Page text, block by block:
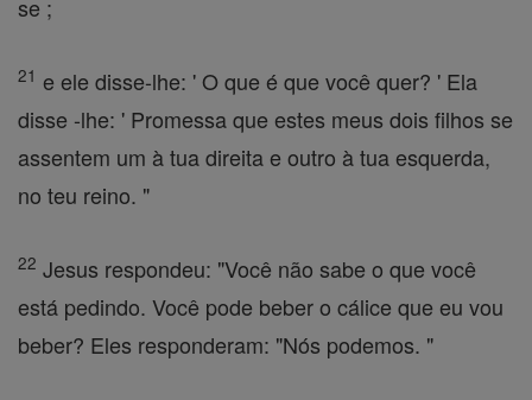
se ;
21 e ele disse-lhe: ' O que é que você quer? ' Ela
disse -lhe: ' Promessa que estes meus dois filhos se
assentem um à tua direita e outro à tua esquerda,
no teu reino. "
22 Jesus respondeu: "Você não sabe o que você
está pedindo. Você pode beber o cálice que eu vou
beber? Eles responderam: "Nós podemos. "